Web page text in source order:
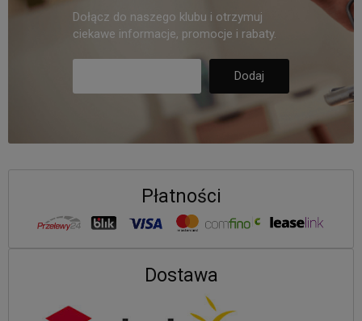
Dołącz do naszego klubu i otrzymuj
ciekawe informacje, promocje i rabaty.
Płatności
Dostawa